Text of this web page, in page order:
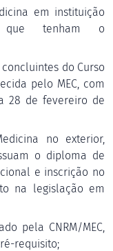
em instituição
que tenham o
do Curso
pelo MEC, com
28 de fevereiro de
no exterior,
o diploma de
e inscrição no
na legislação em
pela CNRM/MEC,
requisito;